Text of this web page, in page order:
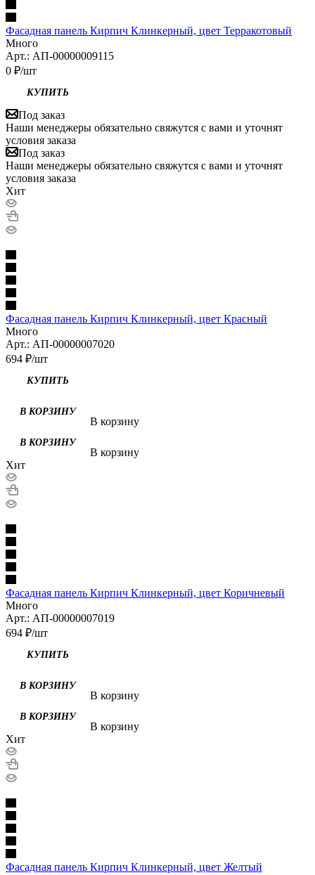
Фасадная панель Кирпич Клинкерный, цвет Терракотовый
Много
Арт.: АП-00000009115
0 ₽/шт
КУПИТЬ
Под заказ
Наши менеджеры обязательно свяжутся с вами и уточнят
условия заказа
Под заказ
Наши менеджеры обязательно свяжутся с вами и уточнят
условия заказа
Хит
Фасадная панель Кирпич Клинкерный, цвет Красный
Много
Арт.: АП-00000007020
694 ₽/шт
В корзину
В корзину
Хит
Фасадная панель Кирпич Клинкерный, цвет Коричневый
Много
Арт.: АП-00000007019
694 ₽/шт
В корзину
В корзину
Хит
Фасадная панель Кирпич Клинкерный, цвет Желтый